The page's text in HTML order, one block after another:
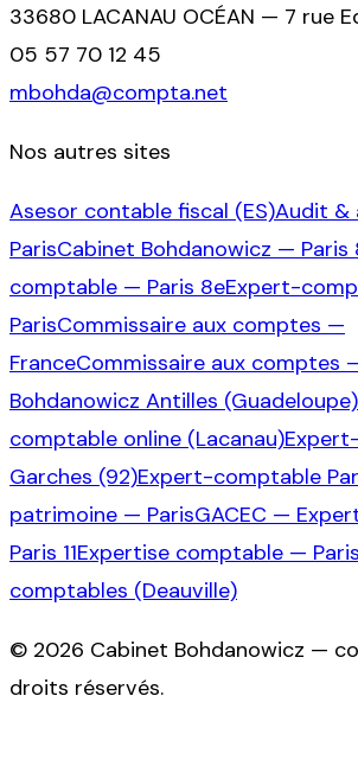
33680 LACANAU OCÉAN — 7 rue
05 57 70 12 45
mbohda@compta.net
Nos autres sites
Asesor contable fiscal (ES)Audit &
ParisCabinet Bohdanowicz — Paris
comptable — Paris 8eExpert-
ParisCommissaire aux comptes —
FranceCommissaire aux comptes
Bohdanowicz Antilles (Guadeloupe)
comptable online (Lacanau)
Garches (92)Expert-comptable
patrimoine — ParisGACEC —
Paris 11Expertise comptable — Paris
comptables (Deauville)
© 2026 Cabinet Bohdanowicz —
droits réservés.